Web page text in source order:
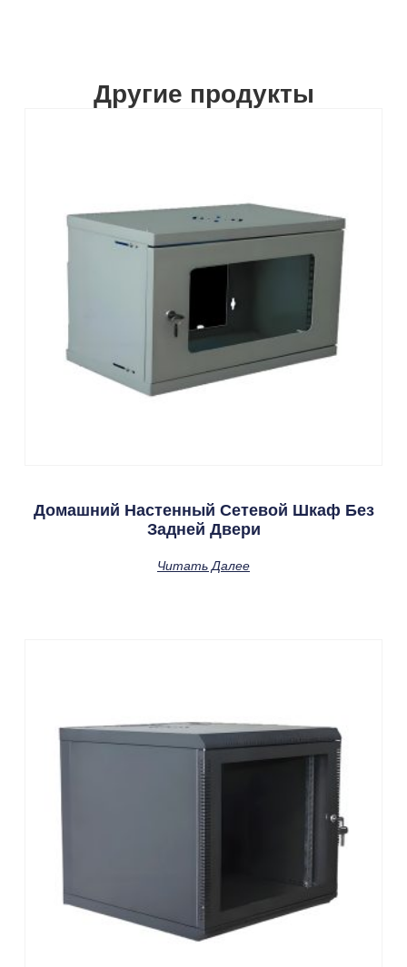
Другие продукты
Домашний Настенный Сетевой Шкаф Без
Задней Двери
Читать Далее